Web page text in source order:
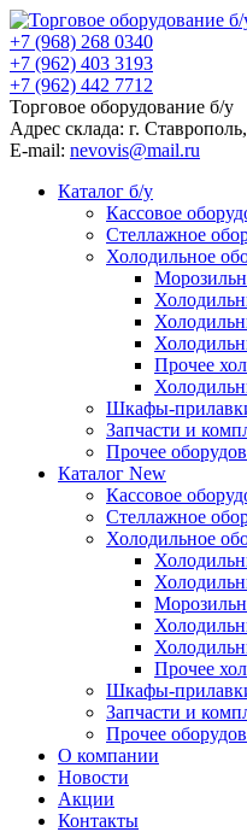
+7 (968) 268 0340
+7 (962) 403 3193
+7 (962) 442 7712
Торговое оборудование б/у
Адрес склада: г. Ставрополь
E-mail: nevovis@mail.ru
Каталог б/у
Кассовое
Стеллажное
Холодильное
Прочее
Шкафы-
Запчасти и
Прочее
Каталог New
Кассовое
Стеллажное
Холодильное
Прочее
Шкафы-
Запчасти и
Прочее
О компании
Новости
Акции
Контакты